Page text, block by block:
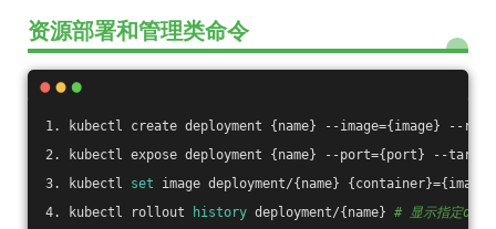
资源部署和管理类命令
1. kubectl create deployment {name} --image={image} --
2. kubectl expose deployment {name} --port={port} --
3. kubectl set image deployment/{name}
4. kubectl rollout
history deployment/{name} # 显示指定